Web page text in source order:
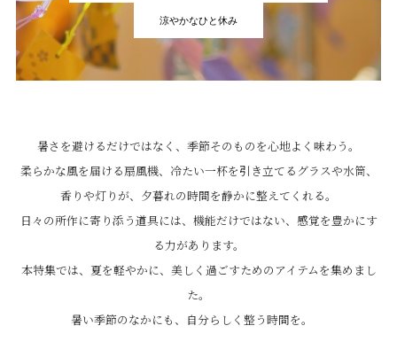
涼やかなひと休み
暑さを避けるだけではなく、季節そのものを心地よく味わう。
柔らかな風を届ける扇風機、冷たい一杯を引き立てるグラスや水筒、
香りや灯りが、夕暮れの時間を静かに整えてくれる。
日々の所作に寄り添う道具には、機能だけではない、感覚を豊かにす
る力があります。
本特集では、夏を軽やかに、美しく過ごすためのアイテムを集めまし
た。
暑い季節のなかにも、自分らしく整う時間を。